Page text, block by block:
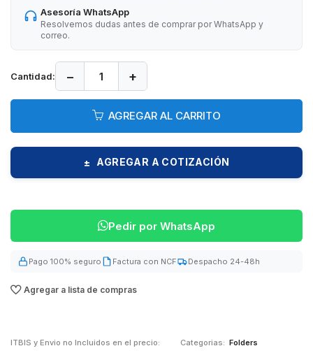
Asesoría WhatsApp
Resolvemos dudas antes de comprar por WhatsApp y
correo.
Cantidad: − +
AGREGAR AL CARRITO
± AGREGAR A COTIZACIÓN
Pedir por WhatsApp
Pago 100% seguro Factura con NCF Despacho 24-48h
Agregar a lista de compras
ITBIS y Envio no Incluidos en el precio: Categorias: Folders